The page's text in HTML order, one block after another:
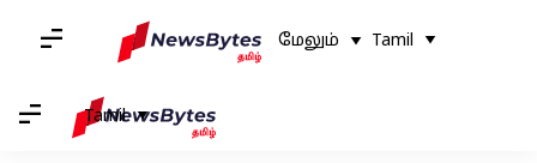
மேலும் Tamil
Tamil